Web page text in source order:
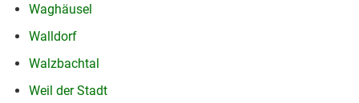
Waghäusel
Walldorf
Walzbachtal
Weil der Stadt